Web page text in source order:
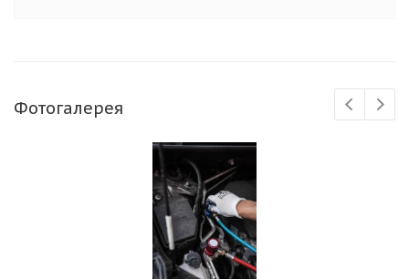
Фотогалерея